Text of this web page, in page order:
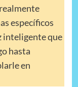
específicos
inteligente que
hasta
en